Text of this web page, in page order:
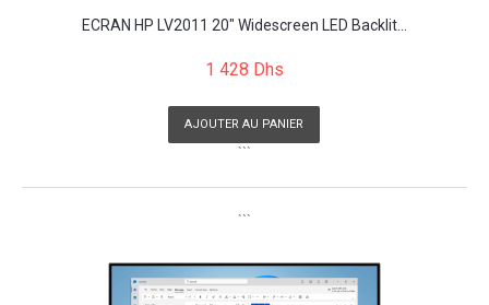
ECRAN HP LV2011 20" Widescreen LED Backlit...
1 428 Dhs
AJOUTER AU PANIER
```
```